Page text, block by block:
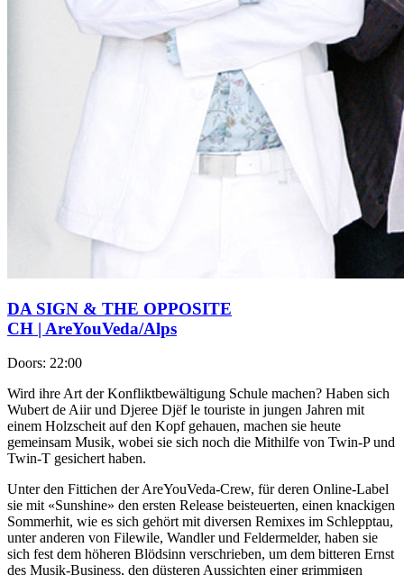
DA SIGN & THE OPPOSITE
CH | AreYouVeda/Alps
Doors: 22:00
Wird ihre Art der Konfliktbewältigung Schule machen? Haben sich
Wubert de Aiir und Djeree Djëf le touriste in jungen Jahren mit
einem Holzscheit auf den Kopf gehauen, machen sie heute
gemeinsam Musik, wobei sie sich noch die Mithilfe von Twin-P und
Twin-T gesichert haben.
Unter den Fittichen der AreYouVeda-Crew, für deren Online-Label
sie mit «Sunshine» den ersten Release beisteuerten, einen knackigen
Sommerhit, wie es sich gehört mit diversen Remixes im Schlepptau,
unter anderen von Filewile, Wandler und Feldermelder, haben sie
sich fest dem höheren Blödsinn verschrieben, um dem bitteren Ernst
des Musik-Business, den düsteren Aussichten einer grimmigen